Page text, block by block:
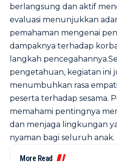
berlangsung dan aktif
evaluasi menunjukkan
pemahaman mengenai
dampaknya terhadap
langkah
pengetahuan, kegiatan ini
menumbuhkan rasa
peserta terhadap sesama.
memahami pentingnya
dan menjaga lingkungan
nyaman bagi seluruh anak.
More Read